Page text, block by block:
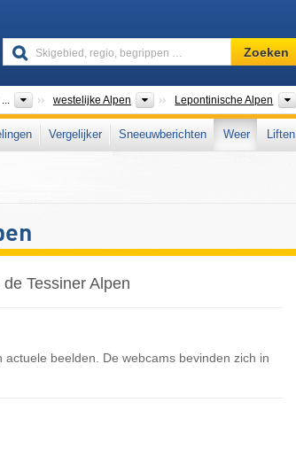
Skigebied,
regio,
…
Zoeken
... westelijke Alpen Bergketens
Lepontinische Alpen
Vergelijker Sneeuwberichten Weer Liften
Tessiner Alpen
beelden. De webcams bevinden zich in